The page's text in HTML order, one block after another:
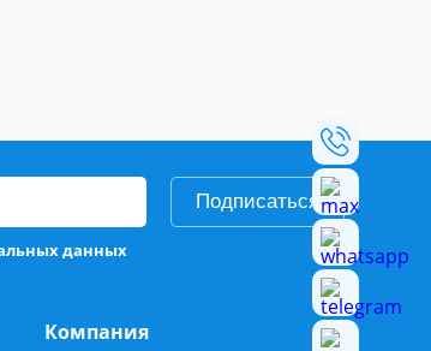
Подписаться
данных
Компания